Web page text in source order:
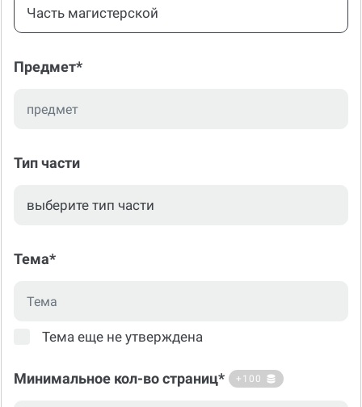
Часть магистерской
Предмет*
Тип части
Тема*
Тема еще не утверждена
Минимальное кол-во страниц* +100